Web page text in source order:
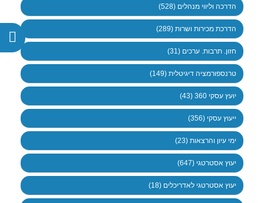
הדרכה וליווי מנהלים (528)
הדרכת מכירות ושרות (289)
חזון. תרבות. ערכים (31)
טרנספורמציה דיגיטלית (149)
יועץ עסקי 360 (43)
ייעוץ עסקי (356)
ימי עיון והרצאות (23)
יעוץ אסטרטגי (647)
יעוץ אסטרטגי לאדריכלים (18)